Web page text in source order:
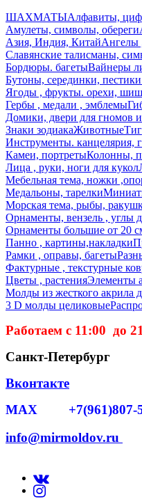
ШАХМАТЫАлфавиты,
Амулеты, символы, обереги
Азия, Индия, КитайАнгелы
Славянские талисманы,
Бордюры. багетыВайнеры
Бутоны, серединки,
Ягоды , фрукты. орехи,
Гербы , медали , эмблемы
Домики, двери для гномов
Знаки зодиакаЖивотные
Инструменты. канцелярия,
Камеи, портретыКолонны,
Лица , руки, ноги для кукол
Мебельная тема, ножки
Медальоны, тарелки
Морская тема, рыбы,
Орнаменты, вензель , углы
Орнаменты большие от 20
Панно , картины,накладки
Рамки , оправы, багеты
Фактурные , текстурные
Цветы , растенияЭлементы
Молды из жесткого акрила
3 D молды целиковые
Работаем с 11:00 до
Санкт-Петербург
Вконтакте
MAX +7(961)807-
info@mirmoldov.ru